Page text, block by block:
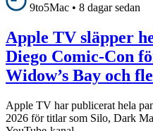
9to5Mac • 8 dagar sedan
Apple TV släpper
Diego Comic-Con
Widow’s Bay och
Apple TV har publicerat hela
2026 för titlar som Silo, Dark